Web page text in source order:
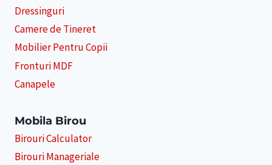
Dressinguri
Camere de Tineret
Mobilier Pentru Copii
Fronturi MDF
Canapele
Mobila Birou
Birouri Calculator
Birouri Manageriale